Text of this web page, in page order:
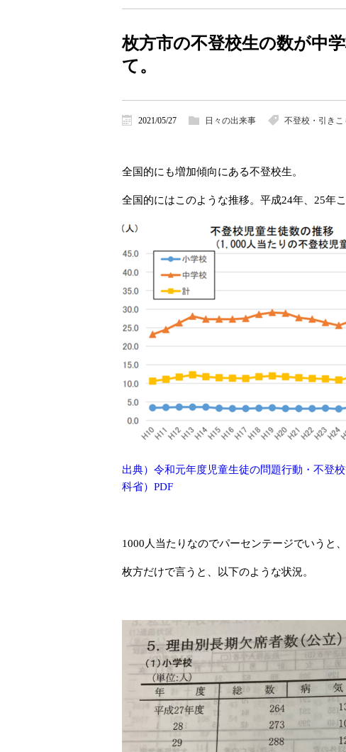
枚方市の不登校生の数が中
て。
2021/05/27 日々の出来事 不登校・引きこ
全国的にも増加傾向にある不登校生。
全国的にはこのような推移。平成24年、25年
出典）令和元年度児童生徒の問題行動・不登
科省）PDF
1000人当たりなのでパーセンテージでいうと
枚方だけで言うと、以下のような状況。